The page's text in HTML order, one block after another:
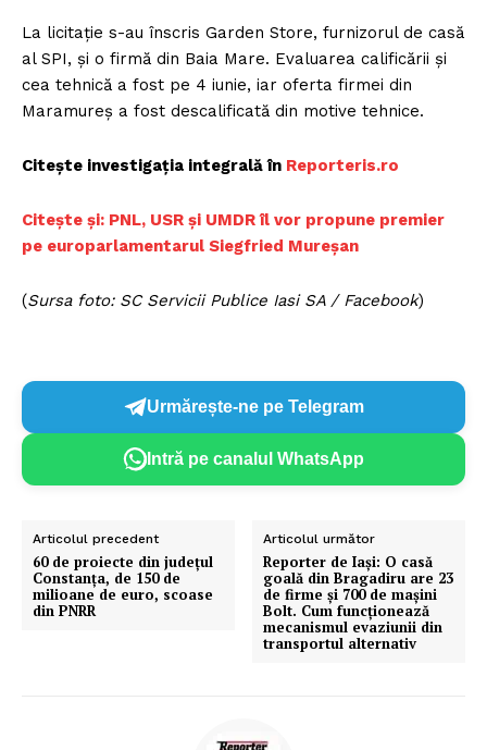
La licitație s-au înscris Garden Store, furnizorul de casă
al SPI, și o firmă din Baia Mare. Evaluarea calificării și
cea tehnică a fost pe 4 iunie, iar oferta firmei din
Maramureș a fost descalificată din motive tehnice.
Citește investigația integrală în Reporteris.ro
Citește și: ​PNL, USR și UMDR îl vor propune premier
pe europarlamentarul Siegfried Mureșan
(Sursa foto: SC Servicii Publice Iasi SA / Facebook)
Urmărește-ne pe Telegram
Intră pe canalul WhatsApp
Articolul precedent
​60 de proiecte din județul
Constanța, de 150 de
milioane de euro, scoase
din PNRR
Articolul următor
​Reporter de Iași: O casă
goală din Bragadiru are 23
de firme și 700 de mașini
Bolt. Cum funcționează
mecanismul evaziunii din
transportul alternativ